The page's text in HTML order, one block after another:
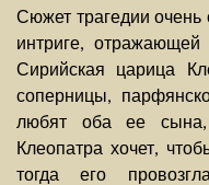
Сюжет трагедии очень
интриге,
Сирийская царица
соперницы,
любят оба ее
Клеопатра хочет,
тогда его